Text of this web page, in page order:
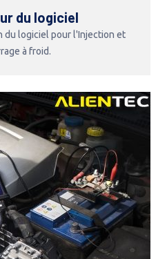
du logiciel
du logiciel pour l'Injection et
à froid.